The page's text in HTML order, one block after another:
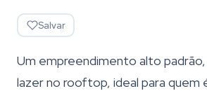
Salvar
Um empreendimento alto
lazer no rooftop, ideal para quem